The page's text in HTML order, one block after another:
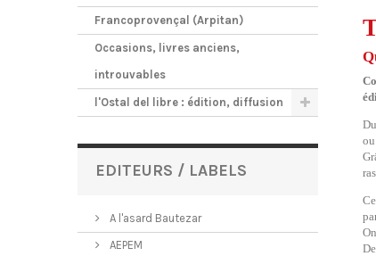
Francoprovençal (Arpitan)
Occasions, livres anciens,
introuvables
l'Ostal del libre : édition, diffusion
EDITEURS / LABELS
A l'asard Bautezar
AEPEM
Ce